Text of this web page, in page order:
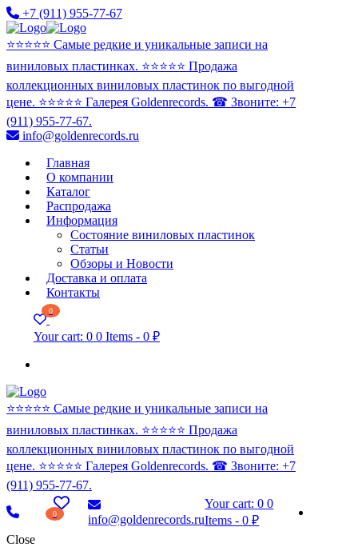
+7 (911) 955-77-67
⭐️⭐️⭐️⭐️⭐️ Самые редкие и уникальные записи на
виниловых пластинках. ⭐️⭐️⭐️⭐️⭐️ Продажа
коллекционных виниловых пластинок по выгодной
цене. ⭐️⭐️⭐️⭐️⭐️ Галерея Goldenrecords. ☎ Звоните: +7
(911) 955-77-67.
info@goldenrecords.ru
Главная
О компании
Каталог
Распродажа
Информация
Состояние виниловых пластинок
Статьи
Обзоры и Новости
Доставка и оплата
Контакты
0
Your cart: 0 0 Items - 0 ₽
⭐️⭐️⭐️⭐️⭐️ Самые редкие и уникальные записи на
виниловых пластинках. ⭐️⭐️⭐️⭐️⭐️ Продажа
коллекционных виниловых пластинок по выгодной
цене. ⭐️⭐️⭐️⭐️⭐️ Галерея Goldenrecords. ☎ Звоните: +7
(911) 955-77-67.
0 info@goldenrecords.ru
Your cart: 00
Items -0 ₽
Close